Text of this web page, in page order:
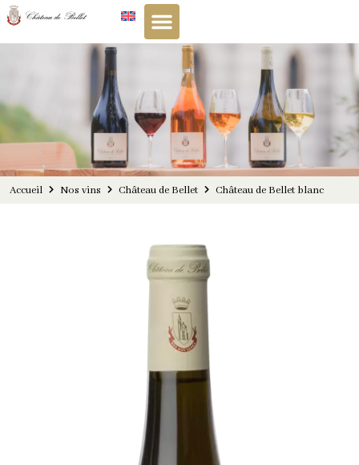
Accueil Nos vins Château de Bellet Château de Bellet blanc
Panneau de gestion des cookies